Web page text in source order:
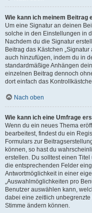
Wie kann ich meinem Beitrag
Um eine Signatur an deinen
solche in den Einstellungen in
Nachdem du die Signatur
Beitrag das Kästchen
auch hinzufügen, indem du in
standardmäßige Anhängen
einzelnen Beitrag dennoch
dort einfach das
Nach oben
Wie kann ich eine Umfrage
Wenn du ein neues Thema
bearbeitest, findest du ein
Formulars zur
können, so hast du
erstellen. Du solltest einen
die entsprechenden Felder
Antwortmöglichkeit in einer
„Auswahlmöglichkeiten pro
Benutzer auswählen kann,
dabei eine zeitlich
Stimme ändern können.